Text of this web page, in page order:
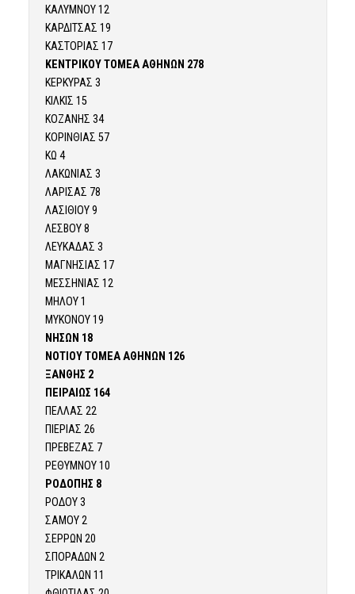
ΚΑΛΥΜΝΟΥ 12
ΚΑΡΔΙΤΣΑΣ 19
ΚΑΣΤΟΡΙΑΣ 17
ΚΕΝΤΡΙΚΟΥ ΤΟΜΕΑ ΑΘΗΝΩΝ 278
ΚΕΡΚΥΡΑΣ 3
ΚΙΛΚΙΣ 15
ΚΟΖΑΝΗΣ 34
ΚΟΡΙΝΘΙΑΣ 57
ΚΩ 4
ΛΑΚΩΝΙΑΣ 3
ΛΑΡΙΣΑΣ 78
ΛΑΣΙΘΙΟΥ 9
ΛΕΣΒΟΥ 8
ΛΕΥΚΑΔΑΣ 3
ΜΑΓΝΗΣΙΑΣ 17
ΜΕΣΣΗΝΙΑΣ 12
ΜΗΛΟΥ 1
ΜΥΚΟΝΟΥ 19
ΝΗΣΩΝ 18
ΝΟΤΙΟΥ ΤΟΜΕΑ ΑΘΗΝΩΝ 126
ΞΑΝΘΗΣ 2
ΠΕΙΡΑΙΩΣ 164
ΠΕΛΛΑΣ 22
ΠΙΕΡΙΑΣ 26
ΠΡΕΒΕΖΑΣ 7
ΡΕΘΥΜΝΟΥ 10
ΡΟΔΟΠΗΣ 8
ΡΟΔΟΥ 3
ΣΑΜΟΥ 2
ΣΕΡΡΩΝ 20
ΣΠΟΡΑΔΩΝ 2
ΤΡΙΚΑΛΩΝ 11